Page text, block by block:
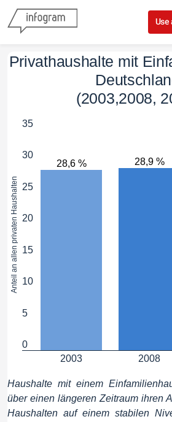
Skip to content
Use
Privathaushalte mit
(2003,2008,
35
30
25
20
15
10
5
0
2003
2008
28,6 % 28,9 %
Anteil an allen privaten Haushalten
Haushalte mit einem
über einen längeren Zeitraum ihren
Haushalten auf einem stabilen